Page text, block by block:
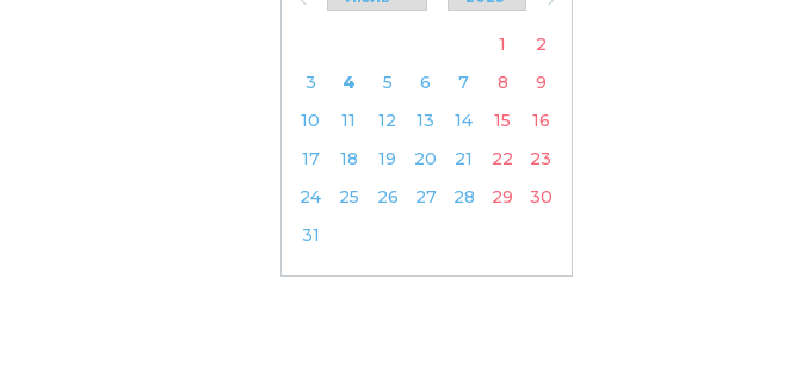
1
2
3
4 5 6 7 8
9
10
11 12 13 14 15
16
17
18 19 20 21 22
23
24
25 26 27 28 29
30
31